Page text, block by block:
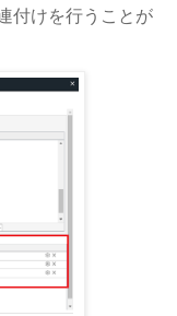
付けを行うことが